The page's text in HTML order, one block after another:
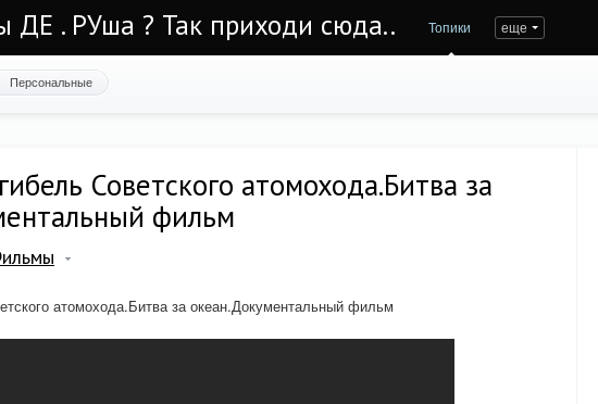
ДЕ . РУша ? Так приходи сюда.. Топики еще
Персональные
Советского атомохода.Битва за
фильм
атомохода.Битва за океан.Документальный фильм